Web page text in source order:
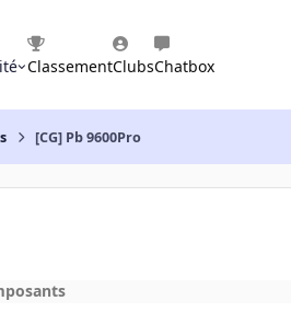
ClassementClubsChatbox
[CG] Pb 9600Pro